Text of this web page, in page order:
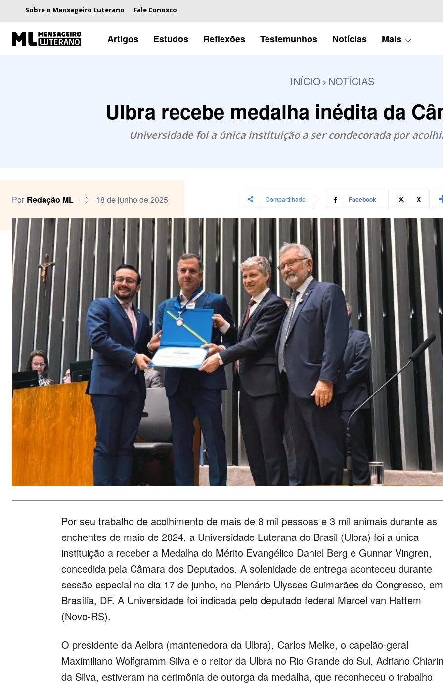
Sobre o Mensageiro Luterano Fale Conosco
Artigos Estudos Reflexões Testemunhos Notícias Mais
INÍCIO NOTÍCIAS
Ulbra recebe medalha inédita da
Universidade foi a única instituição a ser condecorada por
Por Redação ML 18 de junho de 2025 Compartilhado Facebook X
Por seu trabalho de acolhimento de mais de 8 mil pessoas e 3 mil animais durante as
enchentes de maio de 2024, a Universidade Luterana do Brasil (Ulbra) foi a única
instituição a receber a Medalha do Mérito Evangélico Daniel Berg e Gunnar Vingren,
concedida pela Câmara dos Deputados. A solenidade de entrega aconteceu durante
sessão especial no dia 17 de junho, no Plenário Ulysses Guimarães do Congresso, em
Brasília, DF. A Universidade foi indicada pelo deputado federal Marcel van Hattem
(Novo-RS).
O presidente da Aelbra (mantenedora da Ulbra), Carlos Melke, o capelão-geral
Maximiliano Wolfgramm Silva e o reitor da Ulbra no Rio Grande do Sul, Adriano
da Silva, estiveram na cerimônia de outorga da medalha, que reconheceu o trabalho